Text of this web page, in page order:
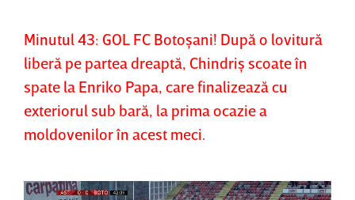
Minutul 43: GOL FC Botoşani! După o lovitură
liberă pe partea dreaptă, Chindriş scoate în
spate la Enriko Papa, care finalizează cu
exteriorul sub bară, la prima ocazie a
moldovenilor în acest meci.